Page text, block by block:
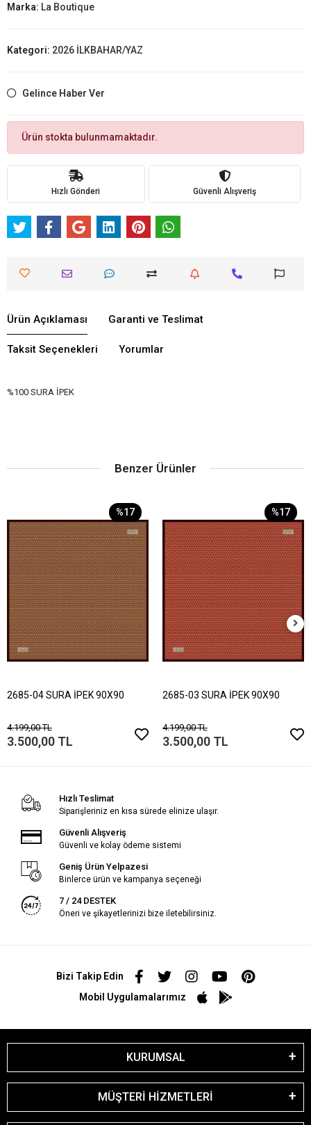
Marka: La Boutique
Kategori: 2026 İLKBAHAR/YAZ
Gelince Haber Ver
Ürün stokta bulunmamaktadır.
Hızlı Gönderi Güvenli Alışveriş
Ürün Açıklaması Garanti ve Teslimat
Taksit Seçenekleri Yorumlar
%100 SURA İPEK
Benzer Ürünler
%17
2685-04 SURA İPEK 90X90
4.199,00 TL
3.500,00 TL
%17
2685-03 SURA İPEK 90X90
4.199,00 TL
3.500,00 TL
Hızlı Teslimat
Siparişleriniz en kısa sürede elinize ulaşır.
Güvenli Alışveriş
Güvenli ve kolay ödeme sistemi
Geniş Ürün Yelpazesi
Binlerce ürün ve kampanya seçeneği
7 / 24 DESTEK
Öneri ve şikayetlerinizi bize iletebilirsiniz.
Bizi Takip Edin
Mobil Uygulamalarımız
KURUMSAL
MÜŞTERİ HİZMETLERİ